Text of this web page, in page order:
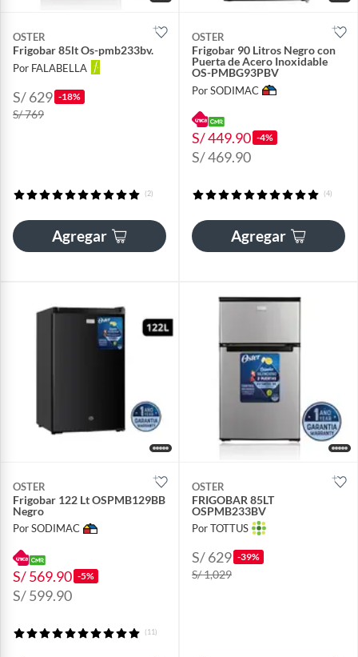
OSTER
Frigobar 85lt Os-pmb233bv.
Por FALABELLA
S/ 629 -18%
S/ 769
(2)
Agregar
OSTER
Frigobar 90 Litros Negro con
Puerta de Acero Inoxidable
OS-PMBG93PBV
Por SODIMAC
S/ 449.90 -4%
S/ 469.90
(4)
Agregar
OSTER
Frigobar 122 Lt OSPMB129BB
Negro
Por SODIMAC
S/ 569.90 -5%
S/ 599.90
(11)
OSTER
FRIGOBAR 85LT
OSPMB233BV
Por TOTTUS
S/ 629 -39%
S/ 1,029